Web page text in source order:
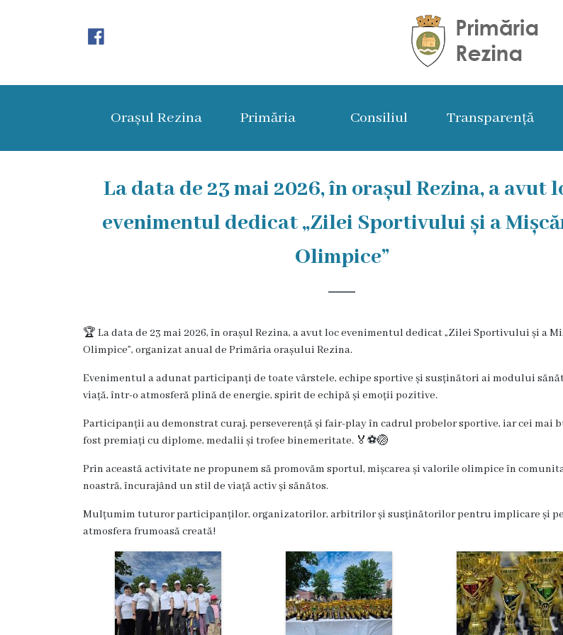
Rezina
orașului
Amalgamare
audiență
Primarul
Aparatul
Competențele
Orașul Rezina Primăria Consiliul Transparență
La data de 23 mai 2026, în orașul Rezina, a avut
evenimentul dedicat „Zilei Sportivului și a
Olimpice”
🏆 La data de 23 mai 2026, în orașul Rezina, a avut loc evenimentul dedicat „Zilei Sportivului și a
Olimpice”, organizat anual de Primăria orașului Rezina.
Evenimentul a adunat participanți de toate vârstele, echipe sportive și susținători ai modului
viață, într-o atmosferă plină de energie, spirit de echipă și emoții pozitive.
Participanții au demonstrat curaj, perseverență și fair-play în cadrul probelor sportive, iar cei mai
fost premiați cu diplome, medalii și trofee binemeritate. 🏅⚽🏐
Prin această activitate ne propunem să promovăm sportul, mișcarea și valorile olimpice în
noastră, încurajând un stil de viață activ și sănătos.
Mulțumim tuturor participanților, organizatorilor, arbitrilor și susținătorilor pentru implicare și
atmosfera frumoasă creată!